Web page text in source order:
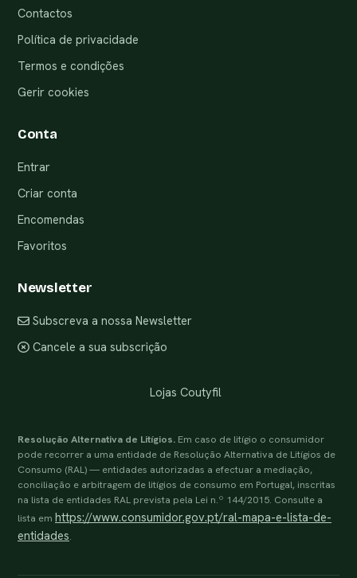
Contactos
Política de privacidade
Termos e condições
Gerir cookies
Conta
Entrar
Criar conta
Encomendas
Favoritos
Newsletter
Subscreva a nossa Newsletter
Cancele a sua subscrição
Lojas Coutyfil
Resolução Alternativa de Litígios. Em caso de litígio o consumidor
pode recorrer a uma entidade de Resolução Alternativa de Litígios de
Consumo (RAL) — entidades autorizadas a efectuar a mediação,
conciliação e arbitragem de litígios de consumo em Portugal, inscritas
na lista de entidades RAL prevista pela Lei n.º 144/2015. Consulte a
lista em https://www.consumidor.gov.pt/ral-mapa-e-lista-de-
entidades.